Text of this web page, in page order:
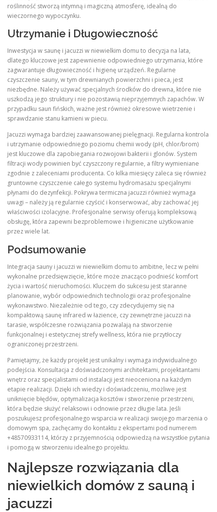
roślinność stworzą intymną i magiczną atmosferę, idealną do
wieczornego wypoczynku.
Utrzymanie i Długowieczność
Inwestycja w saunę i jacuzzi w niewielkim domu to decyzja na lata,
dlatego kluczowe jest zapewnienie odpowiedniego utrzymania, które
zagwarantuje długowieczność i higienę urządzeń. Regularne
czyszczenie sauny, w tym drewnianych powierzchni i pieca, jest
niezbędne. Należy używać specjalnych środków do drewna, które nie
uszkodzą jego struktury i nie pozostawią nieprzyjemnych zapachów. W
przypadku saun fińskich, ważne jest również okresowe wietrzenie i
sprawdzanie stanu kamieni w piecu.
Jacuzzi wymaga bardziej zaawansowanej pielęgnacji. Regularna kontrola
i utrzymanie odpowiedniego poziomu chemii wody (pH, chlor/brom)
jest kluczowe dla zapobiegania rozwojowi bakterii i glonów. System
filtracji wody powinien być czyszczony regularnie, a filtry wymieniane
zgodnie z zaleceniami producenta. Co kilka miesięcy zaleca się również
gruntowne czyszczenie całego systemu hydromasażu specjalnymi
płynami do dezynfekcji. Pokrywa termiczna jacuzzi również wymaga
uwagi – należy ją regularnie czyścić i konserwować, aby zachować jej
właściwości izolacyjne. Profesjonalne serwisy oferują kompleksową
obsługę, która zapewni bezproblemowe i higieniczne użytkowanie
przez wiele lat.
Podsumowanie
Integracja sauny i jacuzzi w niewielkim domu to ambitne, lecz w pełni
wykonalne przedsięwzięcie, które może znacząco podnieść komfort
życia i wartość nieruchomości. Kluczem do sukcesu jest staranne
planowanie, wybór odpowiednich technologii oraz profesjonalne
wykonawstwo. Niezależnie od tego, czy zdecydujemy się na
kompaktową saunę infrared w łazience, czy zewnętrzne jacuzzi na
tarasie, współczesne rozwiązania pozwalają na stworzenie
funkcjonalnej i estetycznej strefy wellness, która nie przytłoczy
ograniczonej przestrzeni.
Pamiętajmy, że każdy projekt jest unikalny i wymaga indywidualnego
podejścia. Konsultacja z doświadczonymi architektami, projektantami
wnętrz oraz specjalistami od instalacji jest nieoceniona na każdym
etapie realizacji. Dzięki ich wiedzy i doświadczeniu, możliwe jest
uniknięcie błędów, optymalizacja kosztów i stworzenie przestrzeni,
która będzie służyć relaksowi i odnowie przez długie lata. Jeśli
poszukujesz profesjonalnego wsparcia w realizacji swojego marzenia o
domowym spa, zachęcamy do kontaktu z ekspertami pod numerem
+48570933114, którzy z przyjemnością odpowiedzą na wszystkie pytania
i pomogą w stworzeniu idealnego projektu.
Najlepsze rozwiązania dla
niewielkich domów z sauną i
jacuzzi